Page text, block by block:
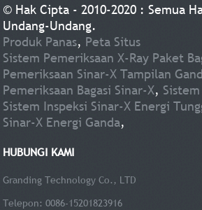
© Hak Cipta - 2010-2020 : Semua
Undang-Undang.
Produk Panas, Peta Situs
Sistem Pemeriksaan X-Ray Paket
Pemeriksaan Sinar-X Tampilan
Pemeriksaan Bagasi Sinar-X,
Sistem Inspeksi Sinar-X Energi
Sinar-X Energi Ganda,
HUBUNGI KAMI
Granding Technology Co., LTD
Telepon: 0086-15201823916